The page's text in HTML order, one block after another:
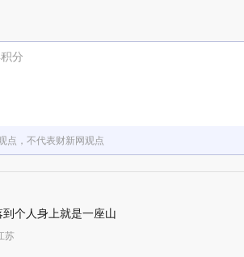
分
点，不代表财新网观点
个人身上就是一座山
苏